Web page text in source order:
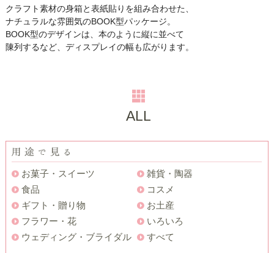
クラフト素材の身箱と表紙貼りを組み合わせた、
ナチュラルな雰囲気のBOOK型パッケージ。
BOOK型のデザインは、本のように縦に並べて
陳列するなど、ディスプレイの幅も広がります。
ALL
お菓子・スイーツ
食品
ギフト・贈り物
フラワー・花
ウェディング・ブライダル
雑貨・陶器
コスメ
お土産
いろいろ
すべて